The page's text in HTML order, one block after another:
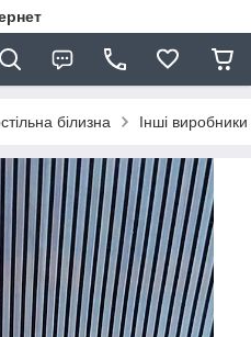
білизна Інші виробники